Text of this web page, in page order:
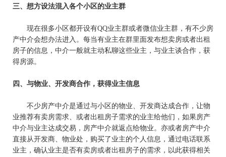
三、想方设法混入各个小区的业主群
现在很多小区都开设有QQ业主群或者微信业主群，有不少房
产中介会想办法进入。每当有业主在群里面发布想卖房或者出租
房子的信息，中介一般就主动私聊这些业主，与业主谈合作，获
得房源。
四、与物业、开发商合作，获得业主信息
不少房产中介是通过与小区的物业、开发商达成合作，让物
业推荐有卖房需求、或者出租房子需求的业主给他们，如果房产
中介与业主达成交易，房产中介就返点给物业。亦或者房产中介
直接从开发商、物业处，购买了业主的个人信息，通过电话联系
业主，确认业主是否有卖房或者出租房子的需求，以此获得相关